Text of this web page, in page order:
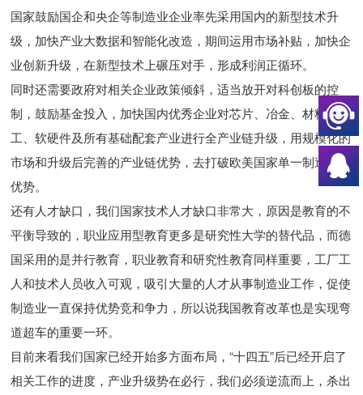
国家鼓励国企和央企等制造业企业率先采用国内的新型技术升
级，加快产业大数据和智能化改造，期间运用市场补贴，加快企
业创新升级，在新型技术上碾压对手，形成利润正循环。
同时还需要政府对相关企业政策倾斜，适当放开对科创板的控
制，鼓励基金投入，加快国内优秀企业对芯片、冶金、材料、化
工、软硬件及所有基础配套产业进行全产业链升级，用规模化的
市场和升级后完善的产业链优势，去打破欧美国家单一制造业的
优势。
还有人才缺口，我们国家技术人才缺口非常大，原因是教育的不
平衡导致的，职业应用型教育更多是研究性大学的替代品，而德
国采用的是并行教育，职业教育和研究性教育同样重要，工厂工
人和技术人员收入可观，吸引大量的人才从事制造业工作，促使
制造业一直保持优势竞和争力，所以说我国教育改革也是实现弯
道超车的重要一环。
目前来看我们国家已经开始多方面布局，“十四五”后已经开启了
相关工作的进度，产业升级势在必行，我们必须逆流而上，杀出